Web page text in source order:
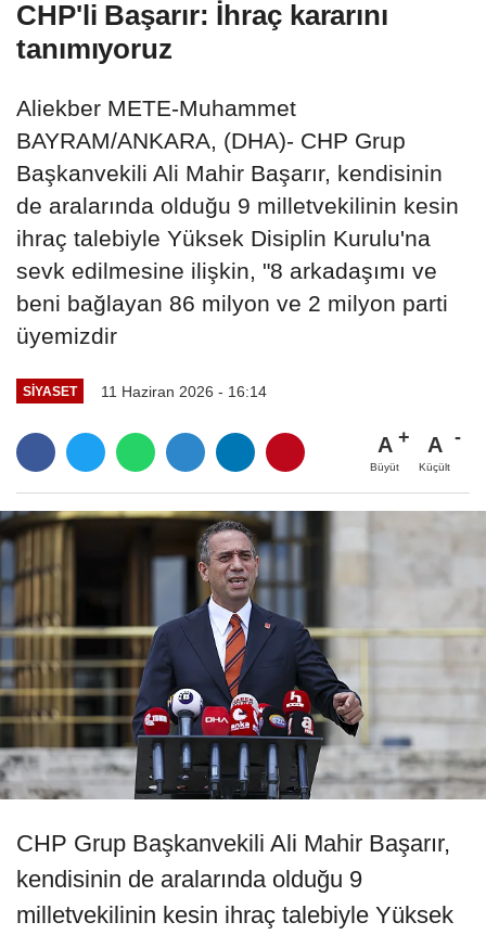
CHP'li Başarır: İhraç kararını
tanımıyoruz
Aliekber METE-Muhammet
BAYRAM/ANKARA, (DHA)- CHP Grup
Başkanvekili Ali Mahir Başarır, kendisinin
de aralarında olduğu 9 milletvekilinin kesin
ihraç talebiyle Yüksek Disiplin Kurulu'na
sevk edilmesine ilişkin, "8 arkadaşımı ve
beni bağlayan 86 milyon ve 2 milyon parti
üyemizdir
SIYASET 11 Haziran 2026 - 16:14
A
Büyüt
A
Küçült
CHP Grup Başkanvekili Ali Mahir Başarır,
kendisinin de aralarında olduğu 9
milletvekilinin kesin ihraç talebiyle Yüksek